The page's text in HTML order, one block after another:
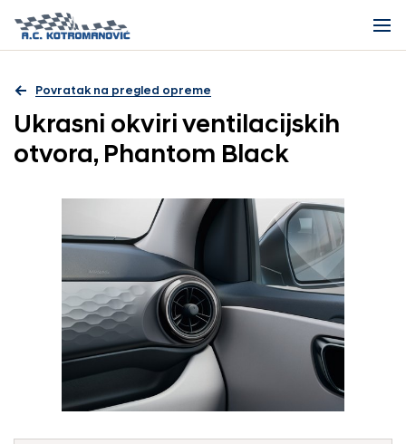
Povratak na pregled opreme
Ukrasni okviri ventilacijskih
otvora, Phantom Black